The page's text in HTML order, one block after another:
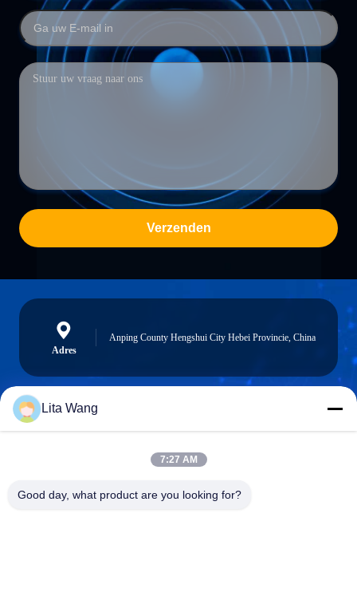
Verzenden
Adres
Anping County Hengshui City Hebei Provincie, China
lita@screenmeshnet.com
Lita Wang
7:27 AM
Good day, what product are you looking for?